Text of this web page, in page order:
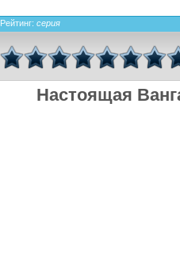
Рейтинг: серия
Настоящая